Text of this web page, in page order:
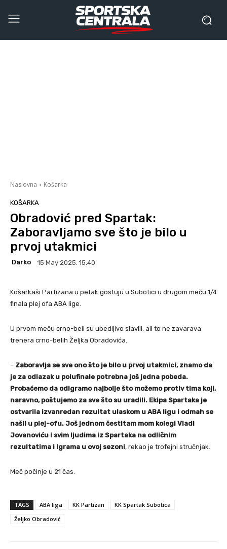
Naslovna Košarka
KOŠARKA
Obradović pred Spartak:
Zaboravljamo sve što je bilo u
prvoj utakmici
Darko 15 May 2025. 15:40
Košarkaši Partizana u petak gostuju u Subotici u drugom meču 1/4
finala plej ofa ABA lige.
U prvom meču crno-beli su ubedljivo slavili, ali to ne zavarava
trenera crno-belih Željka Obradovića.
– Zaboravlja se sve ono što je bilo u prvoj utakmici, znamo da
je za odlazak u polufinale potrebna još jedna pobeda.
Probaćemo da odigramo najbolje što možemo protiv tima koji,
naravno, poštujemo za sve što su uradili. Ekipa Spartaka je
ostvarila izvanredan rezultat ulaskom u ABA ligu i odmah se
našli u plej-ofu. Još jednom čestitam mom kolegi Vladi
Jovanoviću i svim ljudima iz Spartaka na odličnim
rezultatima i igrama u ovoj sezoni, rekao je trofejni stručnjak.
Meč počinje u 21 čas.
TAGS ABA liga KK Partizan
KK Spartak Subotica
Željko Obradović